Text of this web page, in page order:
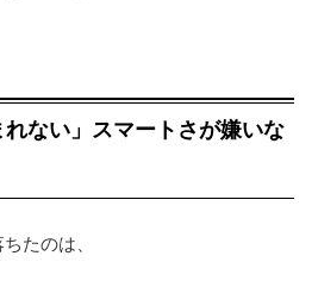
れない」スマートさが嫌いな
たのは、